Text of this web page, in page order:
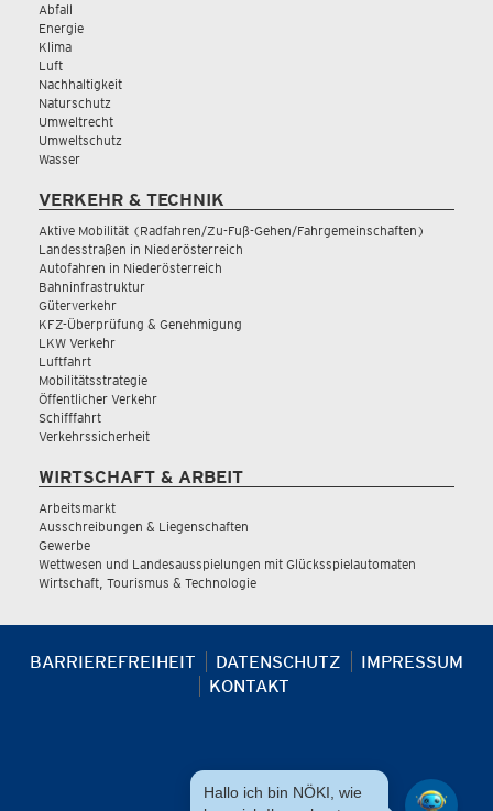
Abfall
Energie
Klima
Luft
Nachhaltigkeit
Naturschutz
Umweltrecht
Umweltschutz
Wasser
VERKEHR & TECHNIK
Aktive Mobilität (Radfahren/Zu-Fuß-Gehen/Fahrgemeinschaften)
Landesstraßen in Niederösterreich
Autofahren in Niederösterreich
Bahninfrastruktur
Güterverkehr
KFZ-Überprüfung & Genehmigung
LKW Verkehr
Luftfahrt
Mobilitätsstrategie
Öffentlicher Verkehr
Schifffahrt
Verkehrssicherheit
WIRTSCHAFT & ARBEIT
Arbeitsmarkt
Ausschreibungen & Liegenschaften
Gewerbe
Wettwesen und Landesausspielungen mit Glücksspielautomaten
Wirtschaft, Tourismus & Technologie
BARRIEREFREIHEIT DATENSCHUTZ
IMPRESSUM
KONTAKT
Hallo ich bin NÖKI, wie